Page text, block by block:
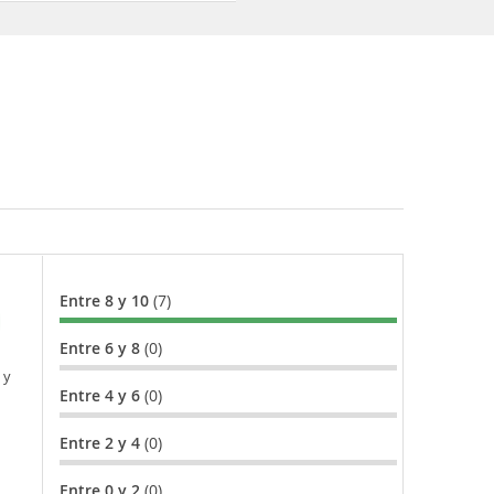
y
Entre 8 y 10 (7)
Entre 6 y 8 (0)
Entre 4 y 6 (0)
Entre 2 y 4 (0)